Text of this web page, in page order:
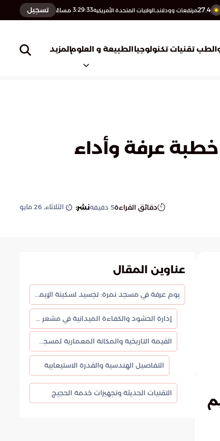
27.4مرتفعات وودلاند,الولايات المتحدة الأمريكية3:29:34 مساءً تسجيل
تقنيات تكنولوجياالطبيعة و العلومالمزيد
عرفة وأداء
دقائق القراءة5 دقيقةنشر: الثلاثاء, 26 مايو
عناوين المقال
يوم عرفة في مسجد نمرة: تجسيد لسكينة الإيمان وكفاءة التنظيم السعودي
إدارة الحشود والكفاءة الميدانية في مشعر عرفات
القيمة التاريخية والمكانة المعمارية لمسجد نمرة
التفاصيل الهندسية والقدرة الاستيعابية
التقنيات الحديثة وتجهيزات خدمة الحجيج